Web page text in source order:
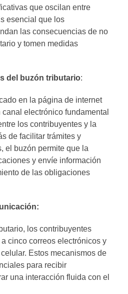
que oscilan entre
esencial que los
las consecuencias de no
y tomen medidas
del buzón tributario:
en la página de internet
electrónico fundamental
los contribuyentes y la
de facilitar trámites y
el buzón permite que la
y envíe información
de las obligaciones
los contribuyentes
cinco correos electrónicos y
Estos mecanismos de
para recibir
una interacción fluida con el